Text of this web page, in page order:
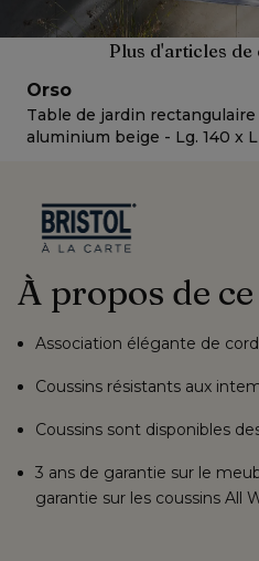
Plus d'articles
Orso
Table de jardin
aluminium beige - Lg. 140 x
À propos de
Association élégante de
Coussins résistants aux
Coussins sont disponibles
3 ans de garantie sur le
garantie sur les coussins All